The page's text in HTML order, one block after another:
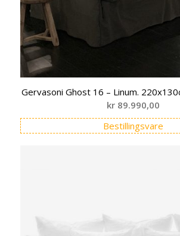
Gervasoni Ghost 16 – Linum.
kr 89.990,00
Bestillingsvare